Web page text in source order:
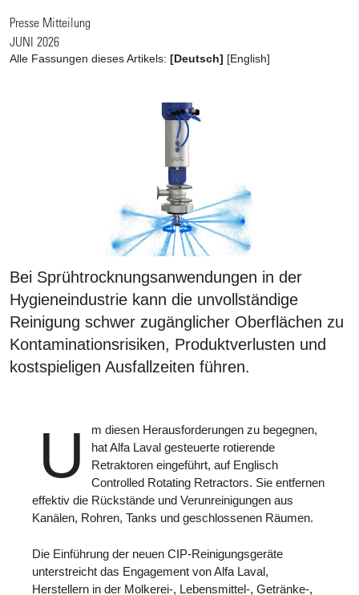
Presse Mitteilung
JUNI 2026
Alle Fassungen dieses Artikels: [Deutsch] [English]
Bei Sprühtrocknungsanwendungen in der
Hygieneindustrie kann die unvollständige
Reinigung schwer zugänglicher Oberflächen zu
Kontaminationsrisiken, Produktverlusten und
kostspieligen Ausfallzeiten führen.
U
m diesen Herausforderungen zu begegnen,
hat Alfa Laval gesteuerte rotierende
Retraktoren eingeführt, auf Englisch
Controlled Rotating Retractors. Sie entfernen
effektiv die Rückstände und Verunreinigungen aus
Kanälen, Rohren, Tanks und geschlossenen Räumen.
Die Einführung der neuen CIP-Reinigungsgeräte
unterstreicht das Engagement von Alfa Laval,
Herstellern in der Molkerei-, Lebensmittel-, Getränke-,